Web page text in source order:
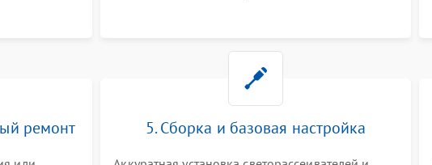
ремонт 5. Сборка и базовая настройка